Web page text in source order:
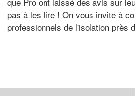
pas à les lire ! On vous invite à
professionnels de l'isolation près